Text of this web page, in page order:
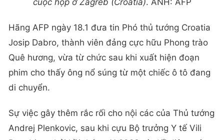
Hãng AFP ngày 18.1 đưa tin Phó thủ tướng Croatia
Josip Dabro, thành viên đảng cực hữu Phong trào
Quê hương, vừa từ chức sau khi xuất hiện đoạn
phim cho thấy ông nổ súng từ một chiếc ô tô đang
di chuyển.
Sự việc gây thêm rắc rối cho nội các của Thủ tướng
Andrej Plenkovic, sau khi cựu Bộ trưởng Y tế Vili